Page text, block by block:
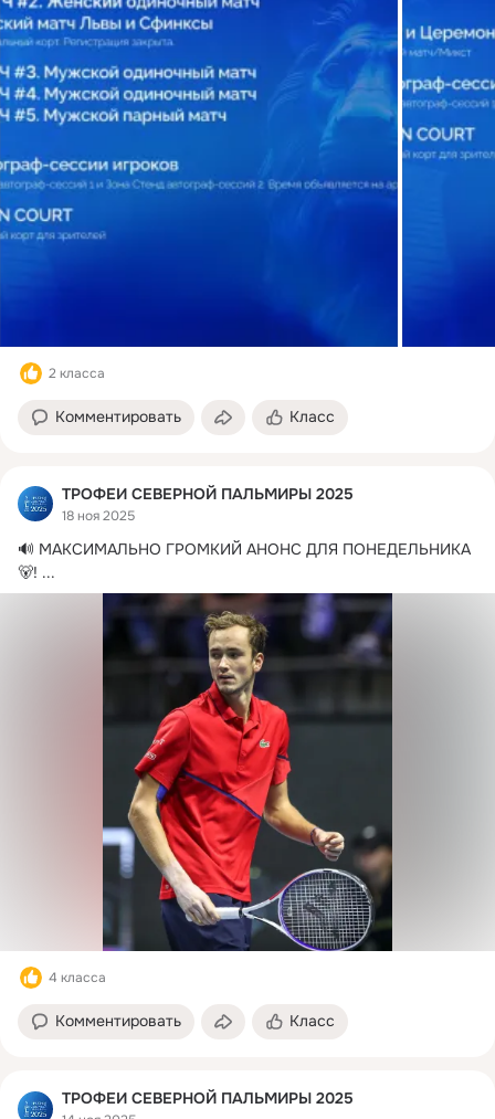
2 класса
Комментировать Класс
ТРОФЕИ СЕВЕРНОЙ ПАЛЬМИРЫ 2025
18 ноя 2025
🔊 МАКСИМАЛЬНО ГРОМКИЙ АНОНС ДЛЯ ПОНЕДЕЛЬНИКА
🐻! ...
4 класса
Комментировать Класс
ТРОФЕИ СЕВЕРНОЙ ПАЛЬМИРЫ 2025